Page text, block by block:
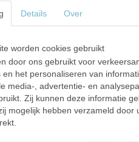
Op zoek naar
Mozaïek Shop
je nu
ideale basis
Ruime
Onze MDF
Kies uit
✔Ronde &
Details Over
worden cookies gebruikt
door ons gebruikt voor
en het personaliseren van
media-, advertentie- en
Zij kunnen deze informatie
mogelijk hebben verzameld door